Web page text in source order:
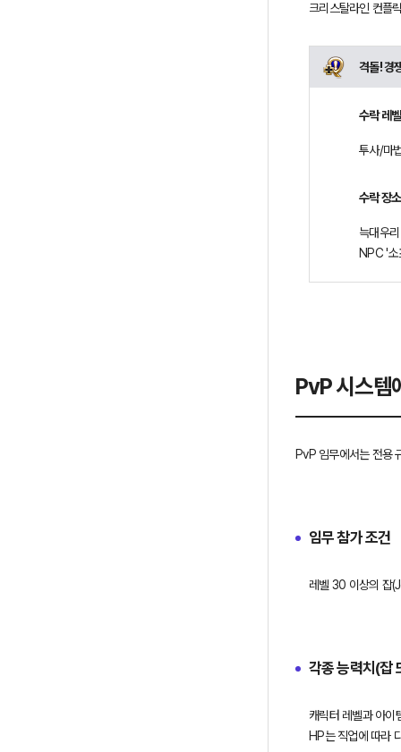
크리스탈라인 컨플
격돌! 경
수락 레벨
투사/마
수락 장소
늑대우
NPC '소
PvP 시스템
PvP 임무에서는 전용
임무 참가 조건
레벨 30 이상의 잡
각종 능력치(잡
캐릭터 레벨과 아이